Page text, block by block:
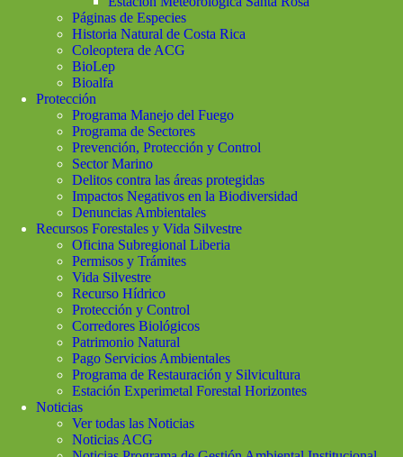
Páginas de Especies
Historia Natural de Costa Rica
Coleoptera de ACG
BioLep
Bioalfa
Protección
Programa Manejo del Fuego
Programa de Sectores
Prevención, Protección y Control
Sector Marino
Delitos contra las áreas protegidas
Impactos Negativos en la Biodiversidad
Denuncias Ambientales
Recursos Forestales y Vida Silvestre
Oficina Subregional Liberia
Permisos y Trámites
Vida Silvestre
Recurso Hídrico
Protección y Control
Corredores Biológicos
Patrimonio Natural
Pago Servicios Ambientales
Programa de Restauración y Silvicultura
Estación Experimetal Forestal Horizontes
Noticias
Ver todas las Noticias
Noticias ACG